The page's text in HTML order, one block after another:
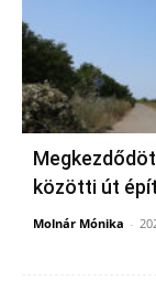
közötti út
Molnár Mónika -